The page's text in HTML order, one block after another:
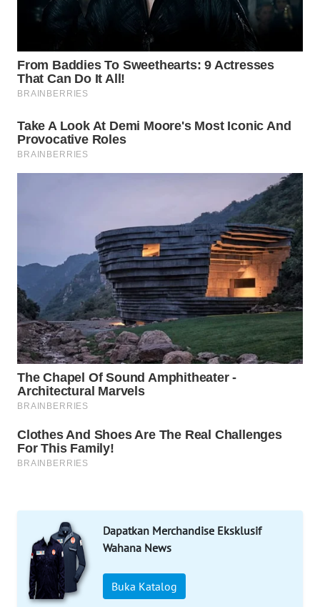
Dapatkan Merchandise Eksklusif
Wahana News
Buka Katalog
PRIANGAN
TIMUR
WN
SEMARANG
WN
SOLO
WN
SURABAYA
WN
NATUNA
WN
BINTAN
WN
MANDALIKA
LIKUPANG
WN
LABUANBAJO
WN